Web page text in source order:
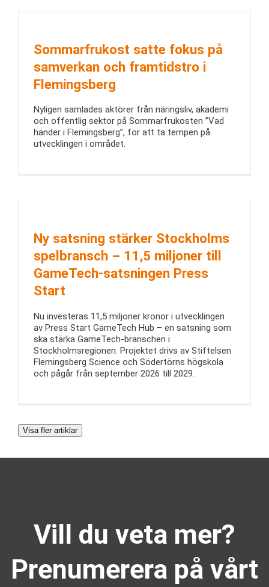
Sommarfrukost satte fokus på
samverkan och framtidstro i
Flemingsberg
Nyligen samlades aktörer från näringsliv, akademi
och offentlig sektor på Sommarfrukosten ”Vad
händer i Flemingsberg”, för att ta tempen på
utvecklingen i området.
Ny satsning stärker Stockholms
spelbransch – 11,5 miljoner till
GameTech-satsningen Press
Start
Nu investeras 11,5 miljoner kronor i utvecklingen
av Press Start GameTech Hub – en satsning som
ska stärka GameTech-branschen i
Stockholmsregionen. Projektet drivs av Stiftelsen
Flemingsberg Science och Södertörns högskola
och pågår från september 2026 till 2029.
Visa fler artiklar
Vill du veta mer?
Prenumerera på vårt